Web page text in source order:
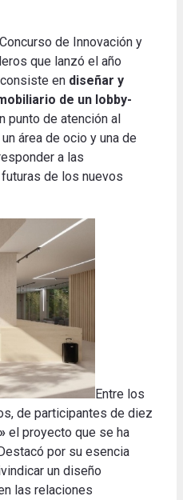
de Innovación y
que lanzó el año
consiste en diseñar y
de un lobby-
punto de atención al
área de ocio y una de
a las
de los nuevos
Entre los
de participantes de diez
el proyecto que se ha
por su esencia
un diseño
las relaciones